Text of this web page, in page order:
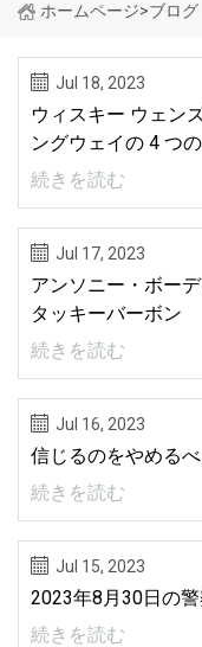
ホームページ>ブログ
Jul 18, 2023
ウィスキー ウェン
ングウェイの 4 つ
続きを読む
Jul 17, 2023
アンソニー・ボー
タッキーバーボン
続きを読む
Jul 16, 2023
信じるのをやめる
続きを読む
Jul 15, 2023
2023年8月30日の
続きを読む